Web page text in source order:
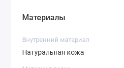
Материалы
Внутренний материал
Натуральная кожа